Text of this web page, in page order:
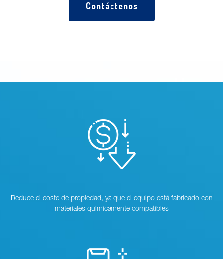
Contáctenos
Reduce el coste de propiedad, ya que el equipo está fabricado con
materiales químicamente compatibles